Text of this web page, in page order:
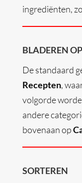
ingrediënten,
BLADEREN
De standaard
Recepten,
volgorde
andere
bovenaan op
SORTEREN